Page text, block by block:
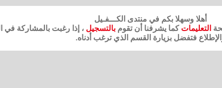
أهلا وسهلا بكم في منتدى الكـــفـيل
التعليمات كما يشرفنا أن تقوم بالتسجيل ، إذا رغبت بالمشاركة في
فتفضل بزيارة القسم الذي ترغب أدناه.